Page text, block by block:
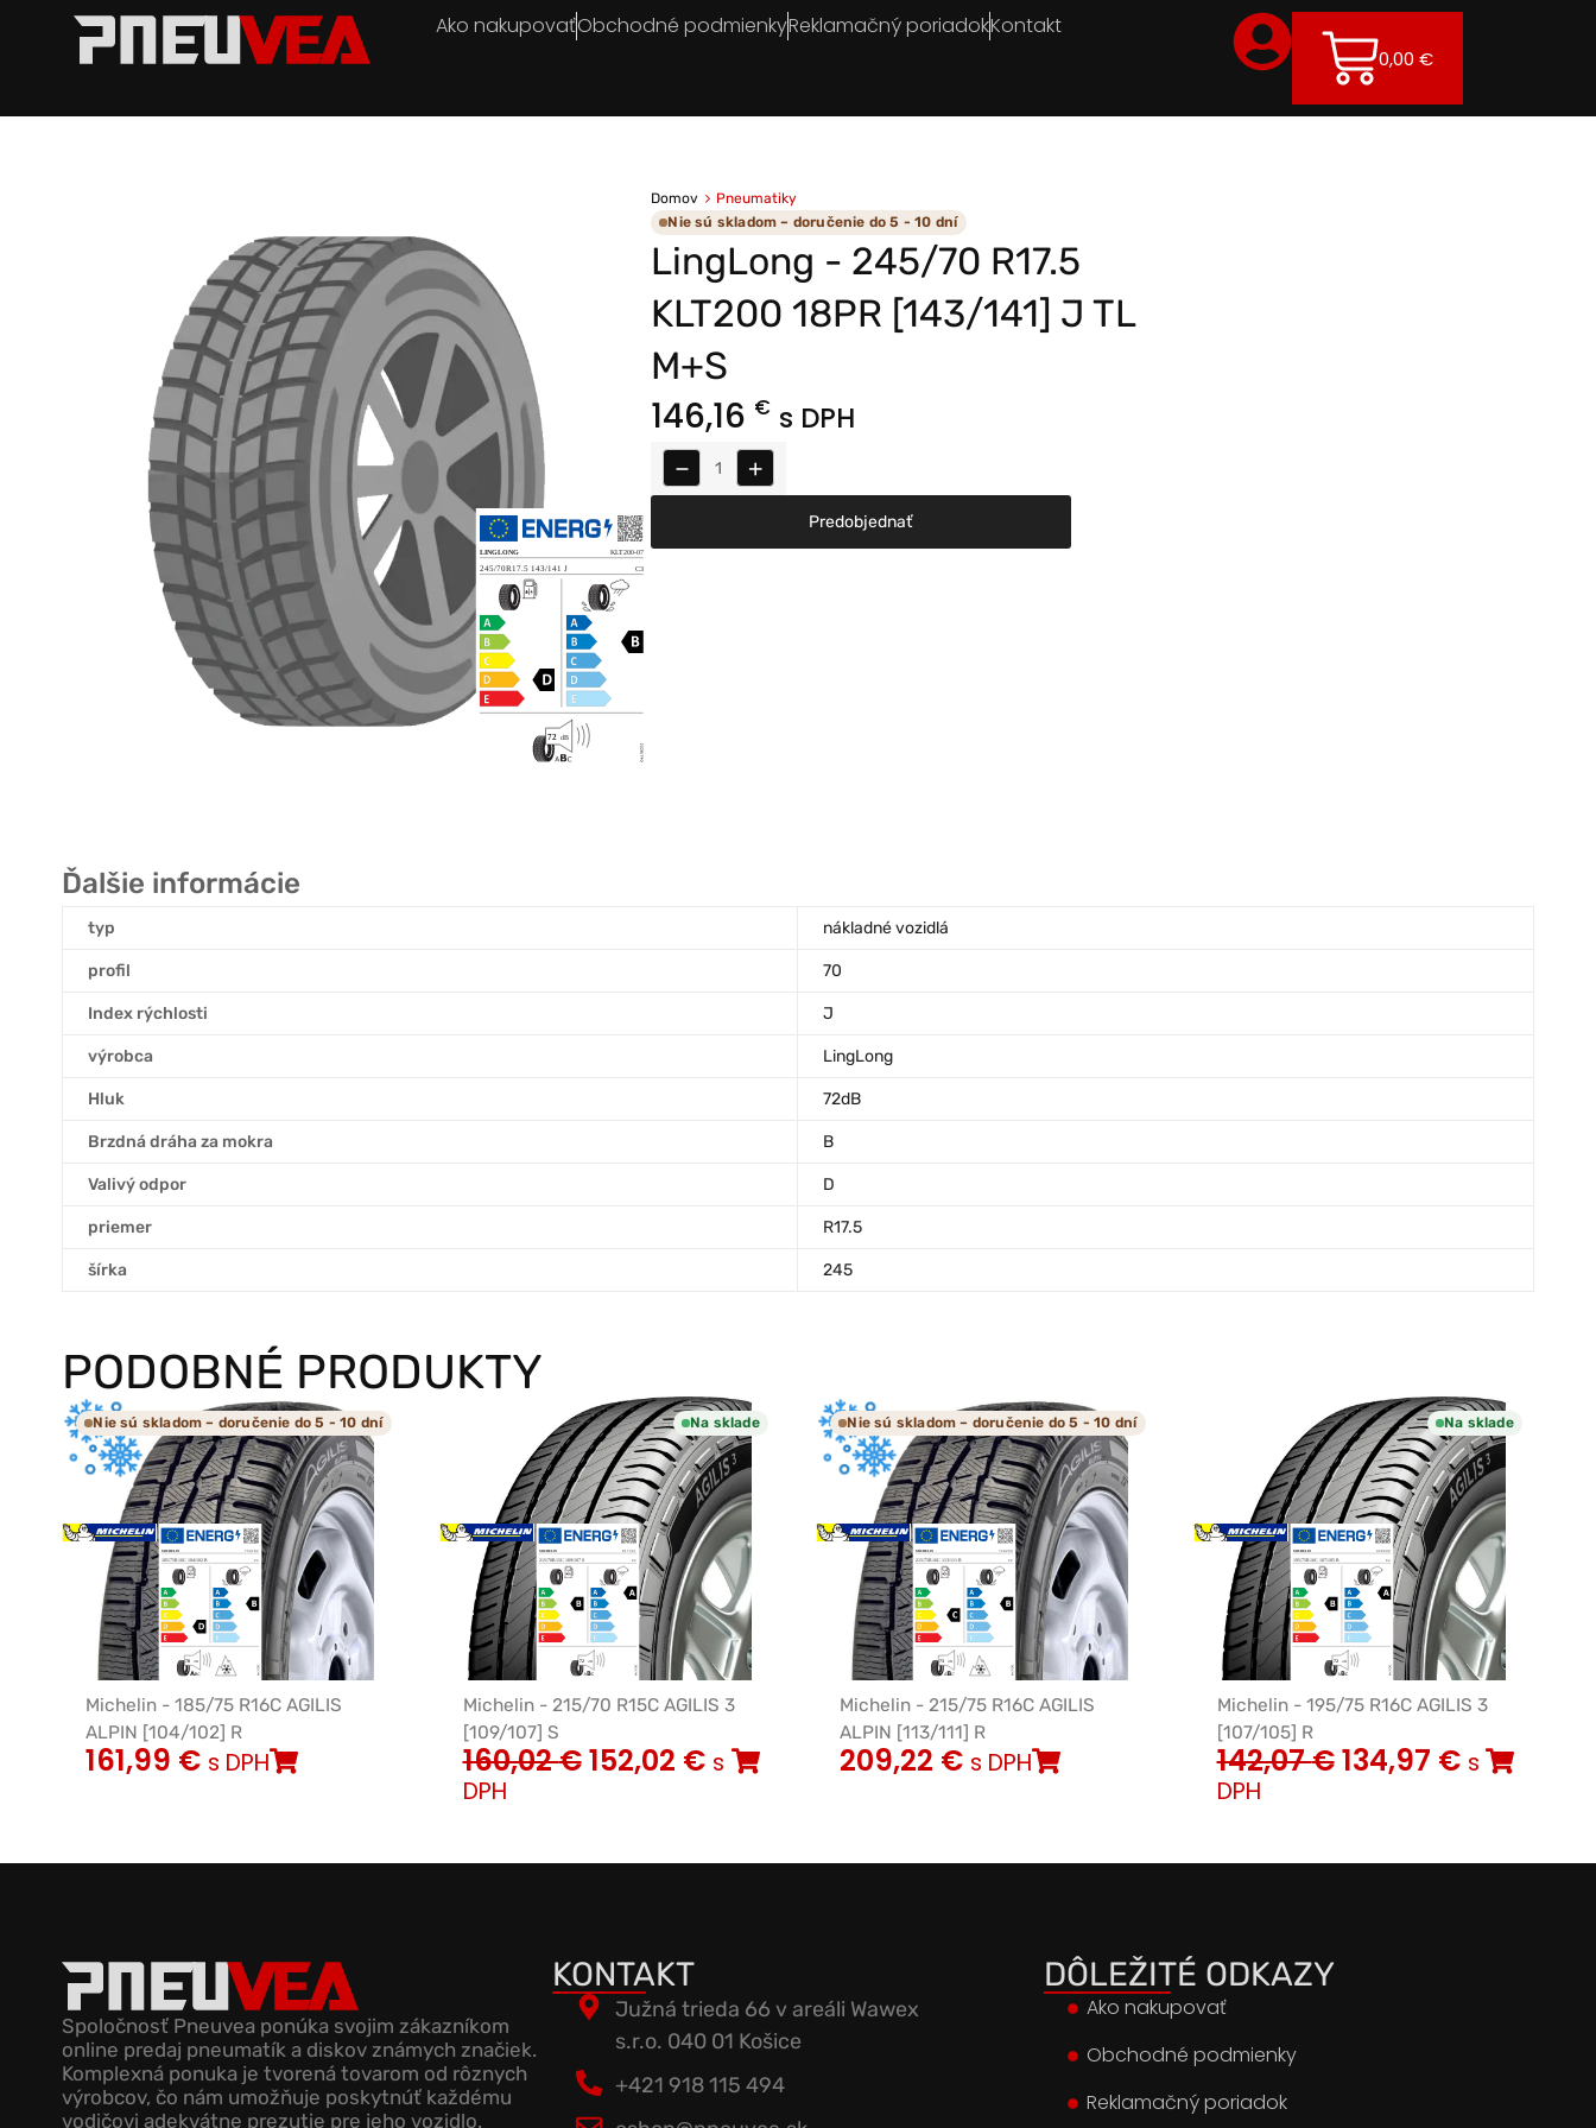
Ako nakupovaťObchodné podmienkyReklamačný poriadokKontakt
0,00 €
Domov
Pneumatiky
Nie sú skladom – doručenie do 5 - 10 dní
LingLong - 245/70 R17.5
KLT200 18PR [143/141] J TL
M+S
146,16 € s DPH
− +
Predobjednať
Ďalšie informácie
typ nákladné vozidlá
profil 70
Index rýchlosti J
výrobca LingLong
Hluk 72dB
Brzdná dráha za mokra B
Valivý odpor D
priemer R17.5
šírka 245
PODOBNÉ PRODUKTY
Nie sú skladom – doručenie do 5 - 10 dní
Michelin - 185/75 R16C AGILIS
ALPIN [104/102] R
161,99 € s DPH
Na sklade
Michelin - 215/70 R15C AGILIS 3
[109/107] S
160,02€152,02 € s
DPH
Nie sú skladom – doručenie do 5 - 10 dní
Michelin - 215/75 R16C AGILIS
ALPIN [113/111] R
209,22 € s DPH
Na sklade
Michelin - 195/75 R16C AGILIS 3
[107/105] R
142,07€134,97 € s
DPH
Spoločnosť Pneuvea ponúka svojim zákazníkom
online predaj pneumatík a diskov známych značiek.
Komplexná ponuka je tvorená tovarom od rôznych
výrobcov, čo nám umožňuje poskytnúť každému
vodičovi adekvátne prezutie pre jeho vozidlo.
KONTAKT
Južná trieda 66 v areáli Wawex
s.r.o. 040 01 Košice
+421 918 115 494
DÔLEŽITÉ ODKAZY
Ako nakupovať
Obchodné podmienky
Reklamačný poriadok